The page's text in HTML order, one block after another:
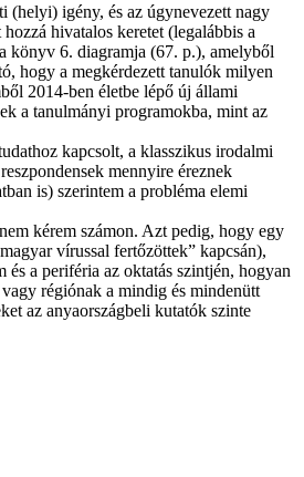
(helyi) igény, és az úgynevezett nagy
hivatalos keretet (legalábbis a
könyv 6. diagramja (67. p.), amelyből
hogy a megkérdezett tanulók milyen
2014-ben életbe lépő új állami
a tanulmányi programokba, mint az
kapcsolt, a klasszikus irodalmi
mennyire éreznek
is) szerintem a probléma elemi
kérem számon. Azt pedig, hogy egy
vírussal fertőzöttek” kapcsán),
a periféria az oktatás szintjén, hogyan
régiónak a mindig és mindenütt
az anyaországbeli kutatók szinte